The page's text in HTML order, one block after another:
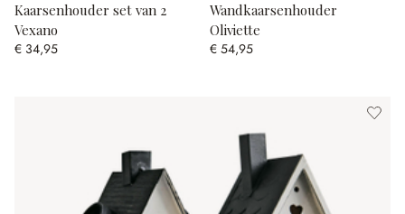
Kaarsenhouder set van 2
Vexano
€ 34,95
Wandkaarsenhouder
Oliviette
€ 54,95